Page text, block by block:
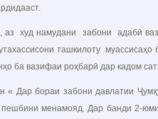
худ намудани забони адабӣ
ташкилоту
ба вазифаи роҳбарӣ дар кадом
Дар бораи забони давлатии
менамояд. Дар банди 2-